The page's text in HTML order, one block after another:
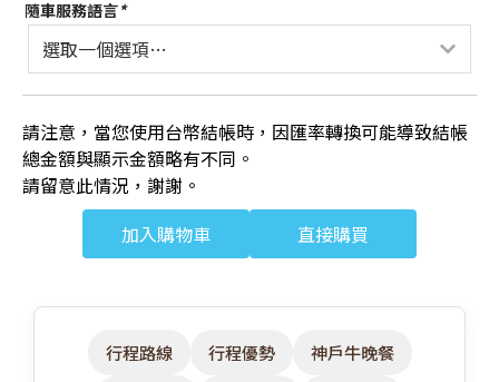
隨車服務語言*
請注意，當您使用台幣結帳時，因匯率轉換可能導致結帳
總金額與顯示金額略有不同。
請留意此情況，謝謝。
加入購物車
直接購買
行程路線 行程優勢
神戶牛晚餐